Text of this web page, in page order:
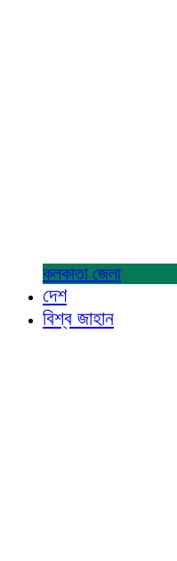
কলকাতা জেলা
দেশ
বিশ্ব জাহান